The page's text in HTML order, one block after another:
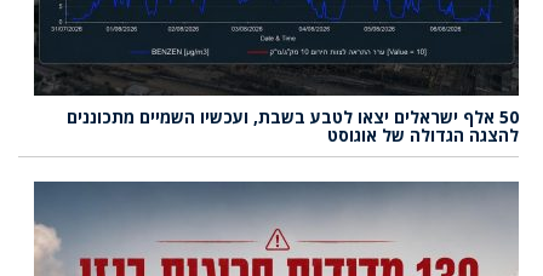
50 אלף ישראלים יצאו לטבע בשבת, ועכשיו השמיים מתכוננים
להצגה הגדולה של אוגוסט